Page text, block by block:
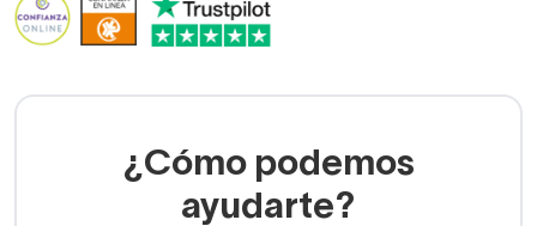
¿Cómo podemos
ayudarte?